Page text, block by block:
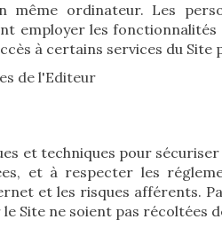
même ordinateur. Les
employer les
à certains services du Site
de l'Editeur
et techniques pour
et à respecter les
et les risques afférents.
Site ne soient pas récoltées